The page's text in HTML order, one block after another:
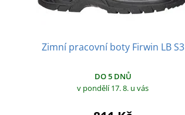
Zimní pracovní boty Firwin LB S3
DO 5 DNŮ
v pondělí 17. 8. u vás